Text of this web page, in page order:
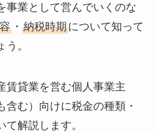
事業として営んでいくのな
・ 納税時期について知って
。
賃貸業を営む個人事業主
含む）向けに税金の種類・
解説します。